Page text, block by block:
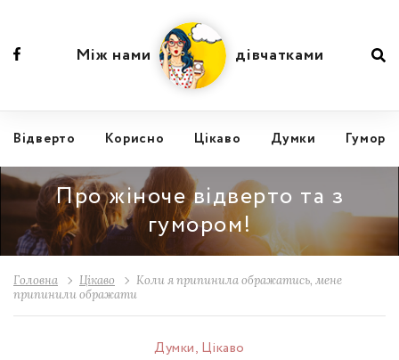
Відвертo Корисно Цікаво Думки Гумор
Між нами дівчатками
Про жіноче відверто та з
гумором!
Головна Цікаво
Коли я припинила ображатись, мене
припинили ображати
Думки, Цікаво